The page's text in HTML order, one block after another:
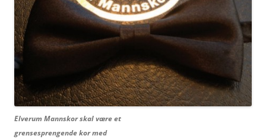
Elverum Mannskor skal være et
grensesprengende kor med